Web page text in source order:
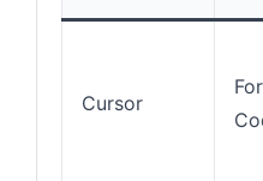
Cursor